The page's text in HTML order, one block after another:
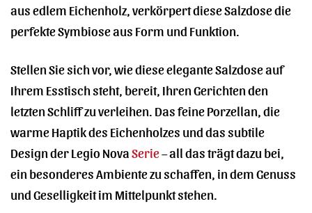
aus edlem Eichenholz, verkörpert diese Salzdose die
perfekte Symbiose aus Form und Funktion.
Stellen Sie sich vor, wie diese elegante Salzdose auf
Ihrem Esstisch steht, bereit, Ihren Gerichten den
letzten Schliff zu verleihen. Das feine Porzellan, die
warme Haptik des Eichenholzes und das subtile
Design der Legio NovaSerie– all das trägt dazu bei,
ein besonderes Ambiente zu schaffen, in dem Genuss
und Geselligkeit im Mittelpunkt stehen.